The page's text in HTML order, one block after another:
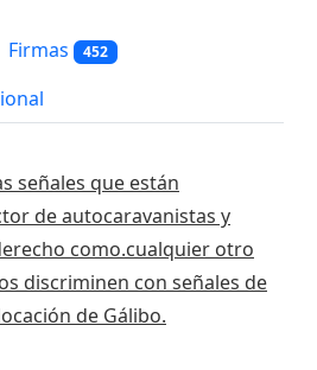
Firmas 452
señales que están
de autocaravanistas y
como.cualquier otro
discriminen con señales de
de Gálibo.